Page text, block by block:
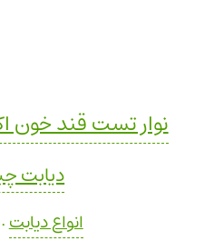
نوار تست قند خون
دیابت
انواع دیابت